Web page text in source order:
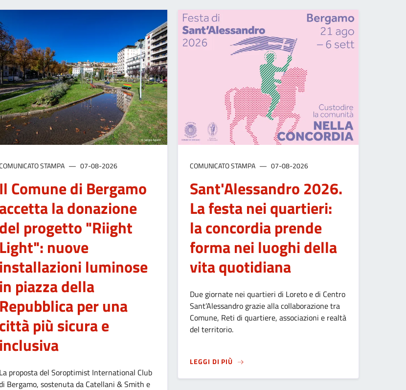
DI URKUPINA” DEL 15 AGOSTO 2026 A BERGAMO: MODIFICATA LA VIABILITÀ
STAMPA 07-08-2026
Il Comune di Bergamo
accetta la donazione
del progetto "Riight
Light": nuove
installazioni luminose
in piazza della
Repubblica per una
città più sicura e
inclusiva
La proposta del Soroptimist International Club
Bergamo, sostenuta da Catellani & Smith e
COMUNICATO STAMPA 07-08-2026
Sant'Alessandro 2026.
La festa nei quartieri:
la concordia prende
forma nei luoghi della
vita quotidiana
Due giornate nei quartieri di Loreto e di Centro
Sant’Alessandro grazie alla collaborazione tra
Comune, Reti di quartiere, associazioni e realtà
del territorio.
LEGGI DI PIÙ SUSANT'ALESSANDRO 2026. LA FESTA NEI